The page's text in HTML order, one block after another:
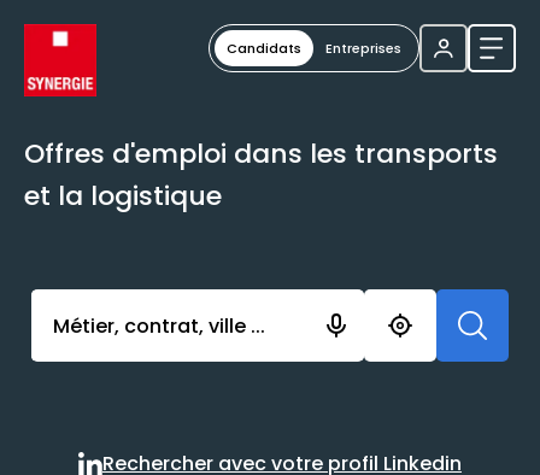
Candidats Entreprises
Offres d'emploi dans les transports
et la logistique
Activer l’élément pour lancer l’enregistrement.
Rechercher avec votre profil Linkedin